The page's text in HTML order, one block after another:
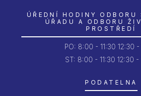
ÚŘEDNÍ HODINY ODBORU
ÚŘADU A ODBORU
PROSTŘEDÍ
PO: 8:00 - 11:30 12:30 -
ST: 8:00 - 11:30 12:30 -
PODATELNA